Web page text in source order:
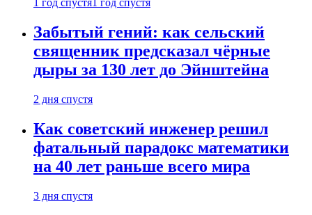
1 год спустя 1 год спустя
Забытый гений: как сельский
священник предсказал чёрные
дыры за 130 лет до Эйнштейна
2 дня спустя
Как советский инженер решил
фатальный парадокс математики
на 40 лет раньше всего мира
3 дня спустя